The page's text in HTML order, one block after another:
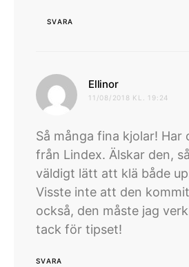
SVARA
Ellinorskriver:
11/08/2018 KL. 19:24
Så många fina kjolar! Har
från Lindex. Älskar den,
väldigt lätt att klä både
Visste inte att den
också, den måste jag
tack för tipset!
SVARA